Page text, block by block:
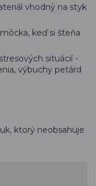
vhodný na styk
keď si šteňa
situácií -
výbuchy petárd
ktorý neobsahuje